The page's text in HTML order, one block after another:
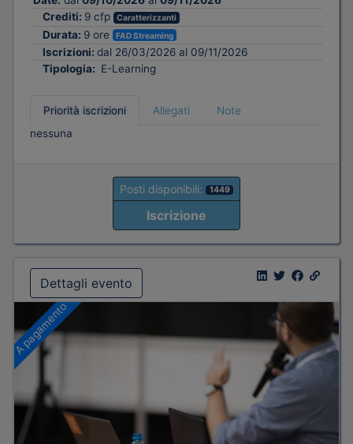
Crediti: 9 cfp Caratterizzanti
Durata: 9 ore FAD Streaming
Iscrizioni: dal 26/03/2026 al 09/11/2026
Tipologia: E-Learning
Priorità iscrizioni Allegati
Note
nessuna
Posti disponibili: 1449
Iscrizione
Dettagli evento
A pagamento